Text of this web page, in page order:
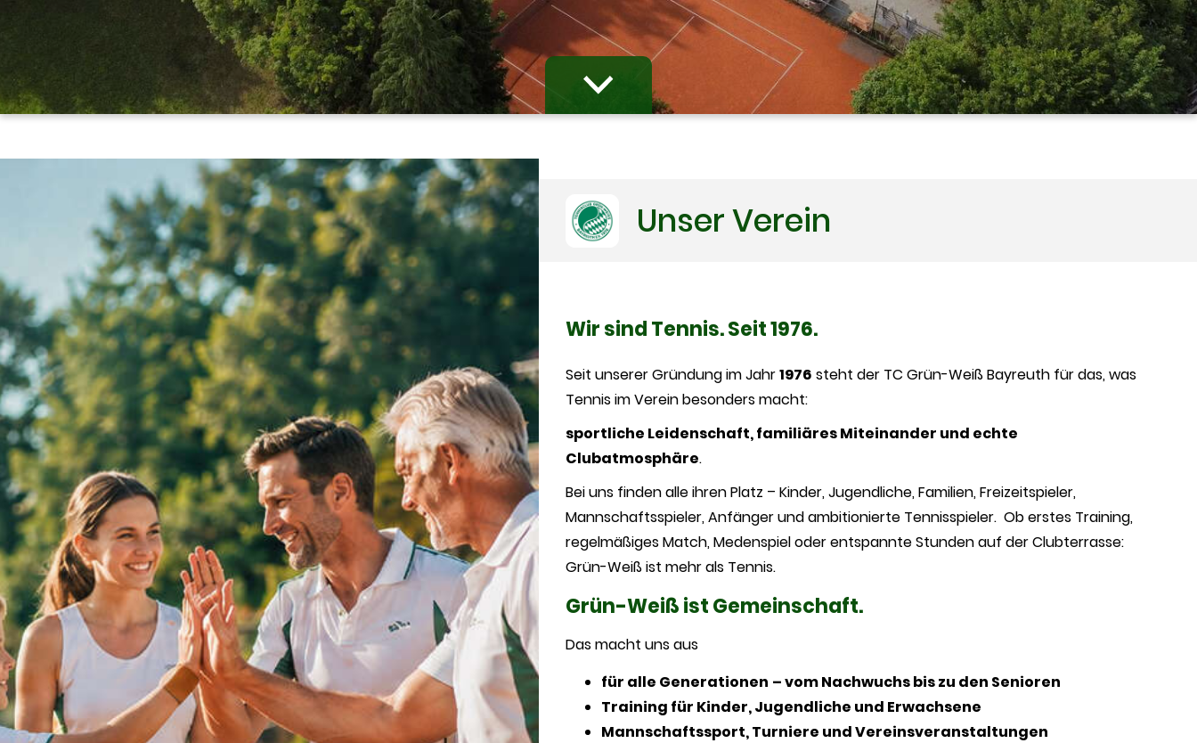
Unser Verein
Wir sind Tennis. Seit 1976.
Seit unserer Gründung im Jahr1976 steht der TC Grün-Weiß Bayreuth für das, was
Tennis im Verein besonders macht:
sportliche Leidenschaft, familiäres Miteinander und echte
Clubatmosphäre.
Bei uns finden alle ihren Platz – Kinder, Jugendliche, Familien, Freizeitspieler,
Mannschaftsspieler, Anfänger und ambitionierte Tennisspieler. Ob erstes Training,
regelmäßiges Match, Medenspiel oder entspannte Stunden auf der Clubterrasse:
Grün-Weiß ist mehr als Tennis.
Grün-Weiß ist Gemeinschaft.
Das macht uns aus
für alle Generationen – vom Nachwuchs bis zu den Senioren
Training für Kinder, Jugendliche und Erwachsene
Mannschaftssport, Turniere und Vereinsveranstaltungen